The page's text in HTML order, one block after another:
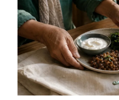
Euskara
Gàidhlig
Occitan
العربية المغربية
Afrikaans
Монгол